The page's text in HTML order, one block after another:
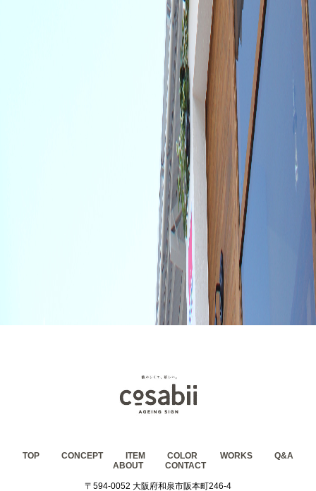
TOP CONCEPT ITEM COLOR WORKS
Q&A
ABOUT
CONTACT
〒594-0052 大阪府和泉市阪本町246-4